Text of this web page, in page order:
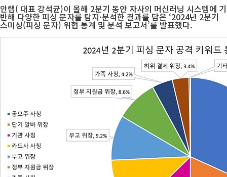
안랩( 대표 강석균)이 올해 2분기 동안 자사의 머신러닝 시스템에 기
반해 다양한 피싱 문자를 탐지·분석한 결과를 담은 ‘2024년 2분기
스미싱(피싱 문자) 위협 통계 및 분석 보고서’를 발표했다.